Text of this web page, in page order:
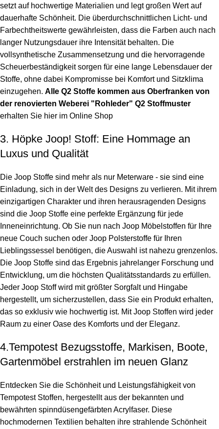
setzt auf hochwertige Materialien und legt großen Wert auf
dauerhafte Schönheit. Die überdurchschnittlichen Licht- und
Farbechtheitswerte gewährleisten, dass die Farben auch nach
langer Nutzungsdauer ihre Intensität behalten. Die
vollsynthetische Zusammensetzung und die hervorragende
Scheuerbeständigkeit sorgen für eine lange Lebensdauer der
Stoffe, ohne dabei Kompromisse bei Komfort und Sitzklima
einzugehen. Alle Q2 Stoffe kommen aus Oberfranken von
der renovierten Weberei "Rohleder" Q2 Stoffmuster
erhalten Sie hier im Online Shop
3. Höpke Joop! Stoff: Eine Hommage an
Luxus und Qualität
Die Joop Stoffe sind mehr als nur Meterware - sie sind eine
Einladung, sich in der Welt des Designs zu verlieren. Mit ihrem
einzigartigen Charakter und ihren herausragenden Designs
sind die Joop Stoffe eine perfekte Ergänzung für jede
Inneneinrichtung. Ob Sie nun nach Joop Möbelstoffen für Ihre
neue Couch suchen oder Joop Polsterstoffe für Ihren
Lieblingssessel benötigen, die Auswahl ist nahezu grenzenlos.
Die Joop Stoffe sind das Ergebnis jahrelanger Forschung und
Entwicklung, um die höchsten Qualitätsstandards zu erfüllen.
Jeder Joop Stoff wird mit größter Sorgfalt und Hingabe
hergestellt, um sicherzustellen, dass Sie ein Produkt erhalten,
das so exklusiv wie hochwertig ist. Mit Joop Stoffen wird jeder
Raum zu einer Oase des Komforts und der Eleganz.
4.Tempotest Bezugsstoffe, Markisen, Boote,
Gartenmöbel erstrahlen im neuen Glanz
Entdecken Sie die Schönheit und Leistungsfähigkeit von
Tempotest Stoffen, hergestellt aus der bekannten und
bewährten spinndüsengefärbten Acrylfaser. Diese
hochmodernen Textilien behalten ihre strahlende Schönheit